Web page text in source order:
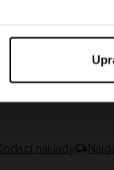
časy
Jak
náklady